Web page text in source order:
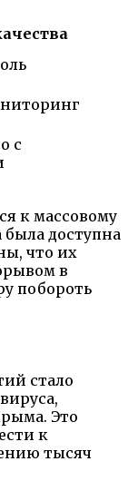
с
к массовому
доступна
что их
в
побороть
стало
Это
к
тысяч